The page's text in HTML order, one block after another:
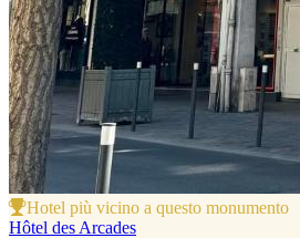
Hotel più vicino a questo monumento
Hôtel des Arcades